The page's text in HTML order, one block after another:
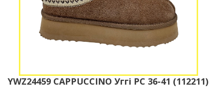
YWZ24459 CAPPUCCINO Уггі РС 36-41 (112211)